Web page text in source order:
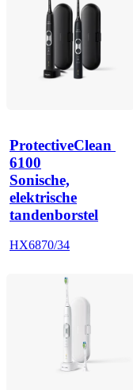
ProtectiveClean
6100
Sonische,
elektrische
tandenborstel
HX6870/34